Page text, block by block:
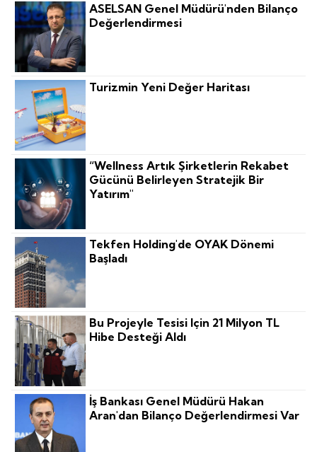
ASELSAN Genel Müdürü'nden Bilanço
Değerlendirmesi
Turizmin Yeni Değer Haritası
“Wellness Artık Şirketlerin Rekabet
Gücünü Belirleyen Stratejik Bir
Yatırım"
Tekfen Holding'de OYAK Dönemi
Başladı
Bu Projeyle Tesisi Için 21 Milyon TL
Hibe Desteği Aldı
İş Bankası Genel Müdürü Hakan
Aran'dan Bilanço Değerlendirmesi Var